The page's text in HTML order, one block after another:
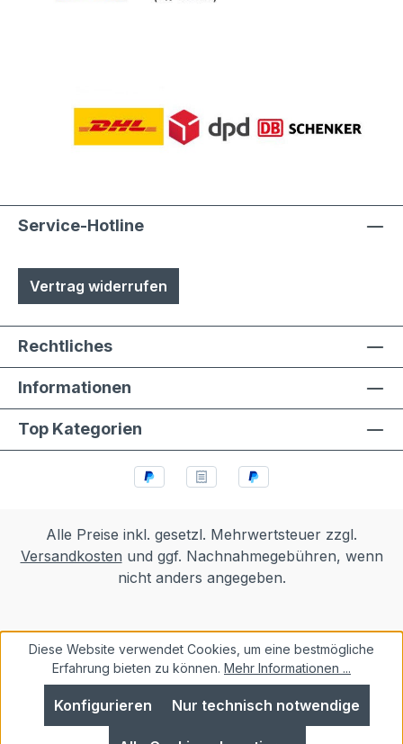
Service-Hotline
Vertrag widerrufen
Rechtliches
Informationen
Top Kategorien
Alle Preise inkl. gesetzl. Mehrwertsteuer zzgl.
Versandkosten und ggf. Nachnahmegebühren, wenn
nicht anders angegeben.
Diese Website verwendet Cookies, um eine bestmögliche
Erfahrung bieten zu können. Mehr Informationen ...
Nur technisch notwendige
Konfigurieren